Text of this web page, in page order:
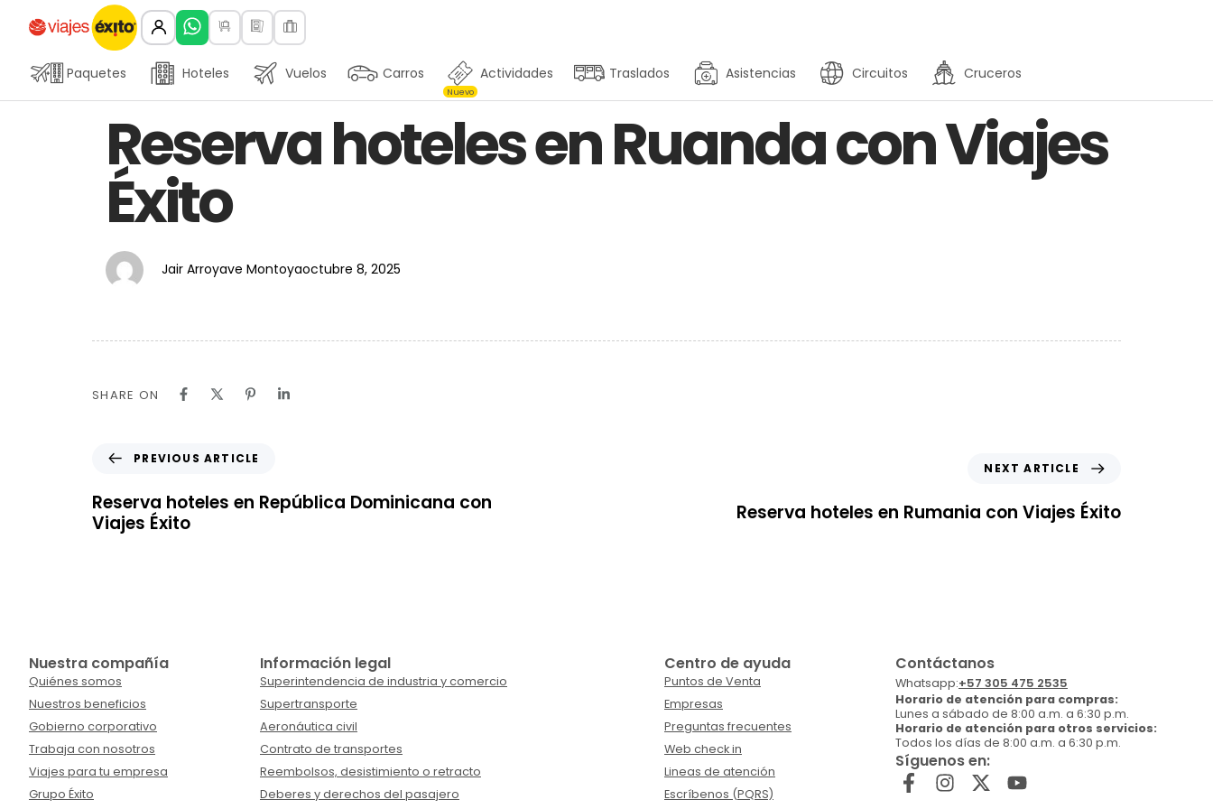
Paquetes Hoteles Vuelos Carros Actividades
Nuevo
Traslados Asistencias Circuitos Cruceros
IN:
Reserva hoteles en Ruanda con Viajes
Éxito
Jair Arroyave Montoya
on:
octubre 8, 2025
SHARE ON
PREVIOUS ARTICLE
Reserva hoteles en República Dominicana con
Viajes Éxito
NEXT ARTICLE
Reserva hoteles en Rumania con Viajes Éxito
Nuestra compañía
Quiénes somos
Nuestros beneficios
Gobierno corporativo
Trabaja con nosotros
Viajes para tu empresa
Grupo Éxito
Información legal
Superintendencia de industria y comercio
Supertransporte
Aeronáutica civil
Contrato de transportes
Reembolsos, desistimiento o retracto
Deberes y derechos del pasajero
Centro de ayuda
Puntos de Venta
Empresas
Preguntas frecuentes
Web check in
Lineas de atención
Escríbenos (PQRS)
Contáctanos
Whatsapp:+57 305 475 2535
Horario de atención para compras:
Lunes a sábado de 8:00 a.m. a 6:30 p.m.
Horario de atención para otros servicios:
Todos los días de 8:00 a.m. a 6:30 p.m.
Síguenos en: